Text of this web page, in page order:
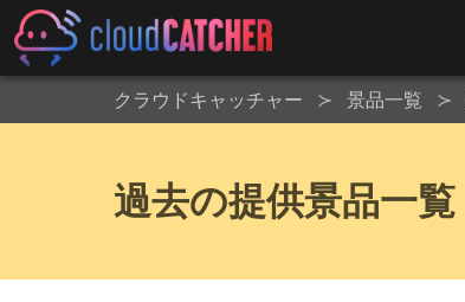
クラウドキャッチャー 景品一覧
過去の提供景品一覧